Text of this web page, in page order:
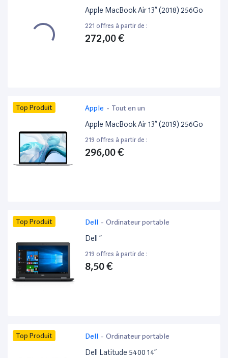
Apple MacBook Air 13” (2018) 256Go
221 offres à partir de :
272,00 €
Top Produit Apple - Tout en un
Apple MacBook Air 13” (2019) 256Go
219 offres à partir de :
296,00 €
Top Produit Dell - Ordinateur portable
Dell ”
219 offres à partir de :
8,50 €
Top Produit Dell - Ordinateur portable
Dell Latitude 5400 14”